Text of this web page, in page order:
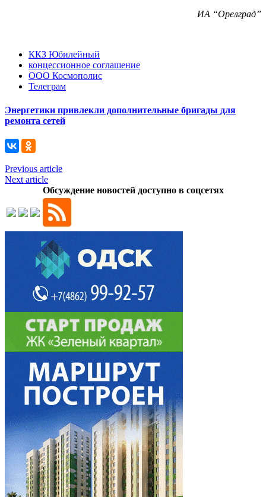
ИА “Орелград”
ККЗ Юбилейный
концессионное соглашение
ООО Космополис
Телеграм
Энергетики привлекли дополнительные бригады для
ремонта сетей
Previous article
Next article
Обсуждение новостей доступно в соцсетях